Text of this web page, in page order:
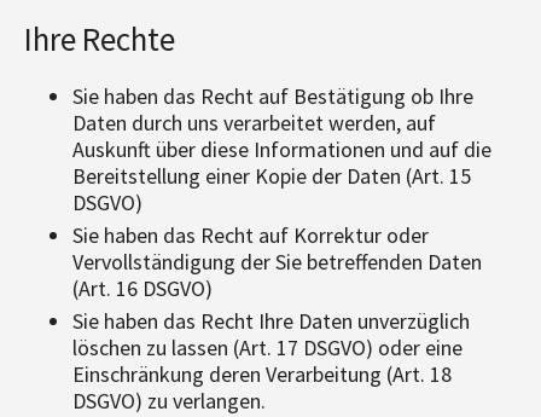
Ihre Rechte
Sie haben das Recht auf Bestätigung ob Ihre
Daten durch uns verarbeitet werden, auf
Auskunft über diese Informationen und auf die
Bereitstellung einer Kopie der Daten (Art. 15
DSGVO)
Sie haben das Recht auf Korrektur oder
Vervollständigung der Sie betreffenden Daten
(Art. 16 DSGVO)
Sie haben das Recht Ihre Daten unverzüglich
löschen zu lassen (Art. 17 DSGVO) oder eine
Einschränkung deren Verarbeitung (Art. 18
DSGVO) zu verlangen.